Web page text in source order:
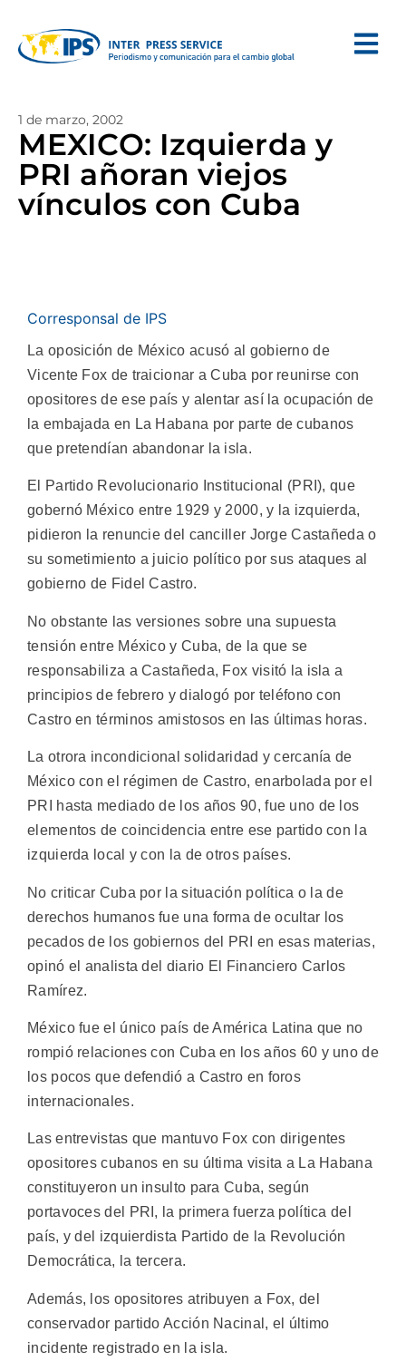
1 de marzo, 2002
MEXICO: Izquierda y
PRI añoran viejos
vínculos con Cuba
Corresponsal de IPS
La oposición de México acusó al gobierno de
Vicente Fox de traicionar a Cuba por reunirse con
opositores de ese país y alentar así la ocupación de
la embajada en La Habana por parte de cubanos
que pretendían abandonar la isla.
El Partido Revolucionario Institucional (PRI), que
gobernó México entre 1929 y 2000, y la izquierda,
pidieron la renuncie del canciller Jorge Castañeda o
su sometimiento a juicio político por sus ataques al
gobierno de Fidel Castro.
No obstante las versiones sobre una supuesta
tensión entre México y Cuba, de la que se
responsabiliza a Castañeda, Fox visitó la isla a
principios de febrero y dialogó por teléfono con
Castro en términos amistosos en las últimas horas.
La otrora incondicional solidaridad y cercanía de
México con el régimen de Castro, enarbolada por el
PRI hasta mediado de los años 90, fue uno de los
elementos de coincidencia entre ese partido con la
izquierda local y con la de otros países.
No criticar Cuba por la situación política o la de
derechos humanos fue una forma de ocultar los
pecados de los gobiernos del PRI en esas materias,
opinó el analista del diario El Financiero Carlos
Ramírez.
México fue el único país de América Latina que no
rompió relaciones con Cuba en los años 60 y uno de
los pocos que defendió a Castro en foros
internacionales.
Las entrevistas que mantuvo Fox con dirigentes
opositores cubanos en su última visita a La Habana
constituyeron un insulto para Cuba, según
portavoces del PRI, la primera fuerza política del
país, y del izquierdista Partido de la Revolución
Democrática, la tercera.
Además, los opositores atribuyen a Fox, del
conservador partido Acción Nacinal, el último
incidente registrado en la isla.